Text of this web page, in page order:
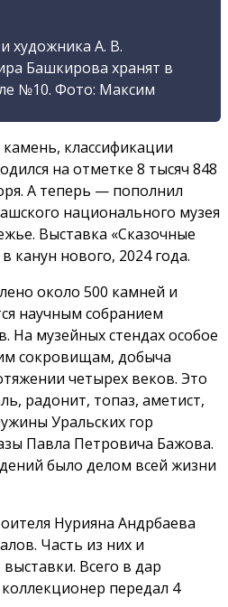
художника А. В.
Башкирова хранят в
№10. Фото: Максим
классификации
на отметке 8 тысяч 848
А теперь — пополнил
национального музея
Выставка «Сказочные
канун нового, 2024 года.
около 500 камней и
научным собранием
На музейных стендах особое
сокровищам, добыча
четырех веков. Это
радонит, топаз, аметист,
Уральских гор
Павла Петровича Бажова.
было делом всей жизни
Нурияна Андрбаева
Часть из них и
Всего в дар
передал 4